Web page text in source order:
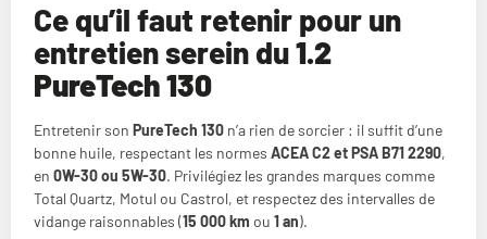
Ce qu’il faut retenir pour un
entretien serein du1.2
PureTech 130
Entretenir son PureTech 130 n’a rien de sorcier : il suffit d’une
bonne huile, respectant les normes ACEA C2 et PSA B71 2290,
en 0W-30 ou 5W-30. Privilégiez les grandes marques comme
Total Quartz, Motul ou Castrol, et respectez des intervalles de
vidange raisonnables (15 000 km ou 1 an).